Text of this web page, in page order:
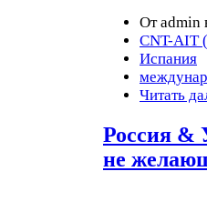
От admin
CNT-AIT
Испания
Читать
Россия &
не